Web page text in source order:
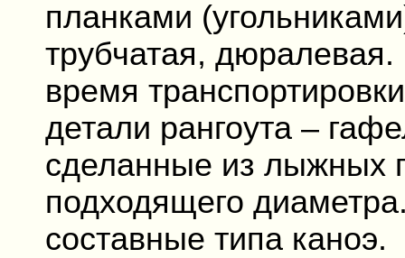
планками
трубчатая,
время
детали рангоута –
сделанные из лыжных
подходящего
составные типа каноэ.